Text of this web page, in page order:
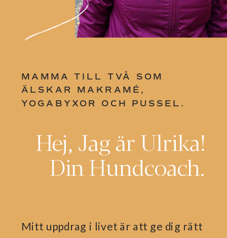
MAMMA TILL TVÅ SOM
ÄLSKAR MAKRAMÉ,
YOGABYXOR OCH PUSSEL.
Hej, Jag är Ulrika!
Din Hundcoach.
Mitt uppdrag i livet är att ge dig rätt